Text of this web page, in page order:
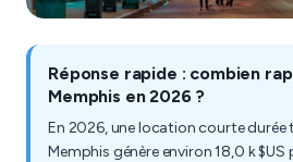
Réponse rapide : combien
Memphis en 2026 ?
En 2026, une location courte durée
Memphis génère environ 18,0 k $US